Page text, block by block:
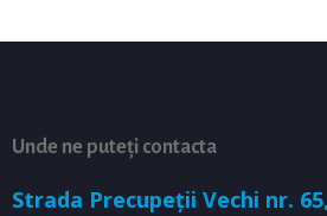
Unde ne puteți contacta
Strada Precupeții Vechi nr.